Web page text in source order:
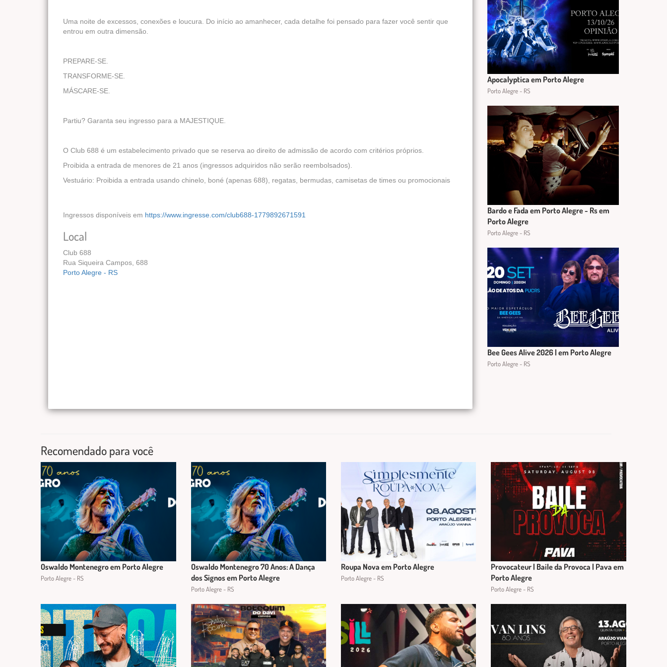
Uma noite de excessos, conexões e loucura. Do início ao amanhecer, cada detalhe foi pensado para fazer você sentir que
entrou em outra dimensão.
PREPARE-SE.
TRANSFORME-SE.
MÁSCARE-SE.
Partiu? Garanta seu ingresso para a MAJESTIQUE.
O Club 688 é um estabelecimento privado que se reserva ao direito de admissão de acordo com critérios próprios.
Proibida a entrada de menores de 21 anos (ingressos adquiridos não serão reembolsados).
Vestuário: Proibida a entrada usando chinelo, boné (apenas 688), regatas, bermudas, camisetas de times ou promocionais
Ingressos disponíveis em https://www.ingresse.com/club688-1779892671591
Local
Club 688
Rua Siqueira Campos, 688
Porto Alegre - RS
Apocalyptica em Porto Alegre
Porto Alegre - RS
Bardo e Fada em Porto Alegre - Rs em
Porto Alegre
Porto Alegre - RS
Bee Gees Alive 2026 | em Porto Alegre
Porto Alegre - RS
Recomendado para você
Oswaldo Montenegro em Porto Alegre
Porto Alegre - RS
Oswaldo Montenegro 70 Anos: A Dança
dos Signos em Porto Alegre
Porto Alegre - RS
Roupa Nova em Porto Alegre
Porto Alegre - RS
Provocateur | Baile da Provoca | Pava em
Porto Alegre
Porto Alegre - RS